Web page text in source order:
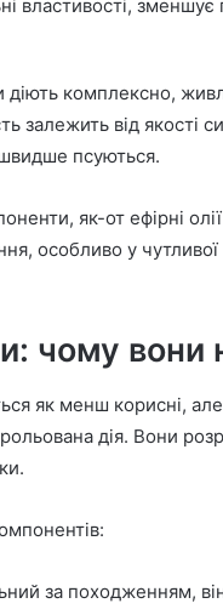
властивості,
комплексно,
залежить від якості
швидше псуються.
як-от ефірні
особливо у
чому вони
як менш корисні,
дія. Вони
за походженням,